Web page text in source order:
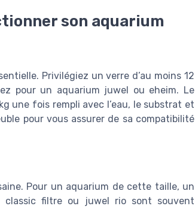
son aquarium
Privilégiez un verre d’au moins 12
pour un aquarium juwel ou eheim. Le
une fois rempli avec l’eau, le substrat et
pour vous assurer de sa compatibilité
Pour un aquarium de cette taille, un
classic filtre ou juwel rio sont souvent